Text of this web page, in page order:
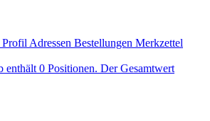
Profil Adressen Bestellungen Merkzettel
enthält 0 Positionen. Der Gesamtwert